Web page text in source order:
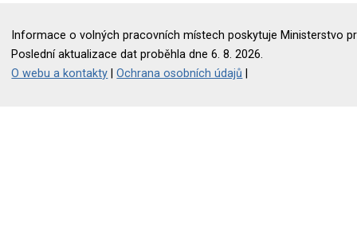
Informace o volných pracovních místech poskytuje Ministerstvo
Poslední aktualizace dat proběhla dne 6. 8. 2026.
O webu a kontakty |Ochrana osobních údajů